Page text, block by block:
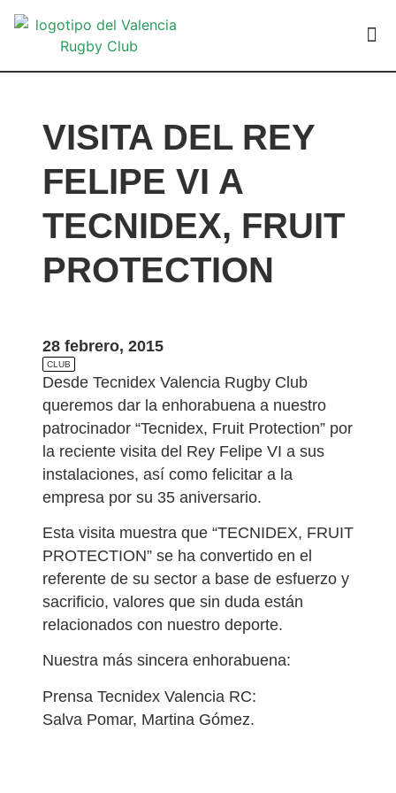
VISITA DEL REY
FELIPE VI A
TECNIDEX, FRUIT
PROTECTION
28 febrero, 2015
CLUB
Desde Tecnidex Valencia Rugby Club
queremos dar la enhorabuena a nuestro
patrocinador “Tecnidex, Fruit Protection” por
la reciente visita del Rey Felipe VI a sus
instalaciones, así como felicitar a la
empresa por su 35 aniversario.
Esta visita muestra que “TECNIDEX, FRUIT
PROTECTION” se ha convertido en el
referente de su sector a base de esfuerzo y
sacrificio, valores que sin duda están
relacionados con nuestro deporte.
Nuestra más sincera enhorabuena:
Prensa Tecnidex Valencia RC:
Salva Pomar, Martina Gómez.